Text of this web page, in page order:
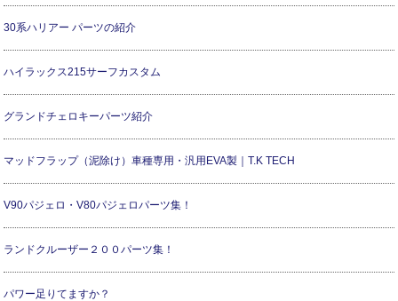
30系ハリアー パーツの紹介
ハイラックス215サーフカスタム
グランドチェロキーパーツ紹介
マッドフラップ（泥除け）車種専用・汎用EVA製｜T.K TECH
V90パジェロ・V80パジェロパーツ集！
ランドクルーザー２００パーツ集！
パワー足りてますか？